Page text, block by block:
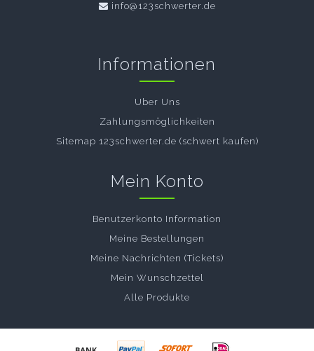
info@123schwerter.de
Informationen
Uber Uns
Zahlungsmöglichkeiten
Sitemap 123schwerter.de (schwert kaufen)
Mein Konto
Benutzerkonto Information
Meine Bestellungen
Meine Nachrichten (Tickets)
Mein Wunschzettel
Alle Produkte